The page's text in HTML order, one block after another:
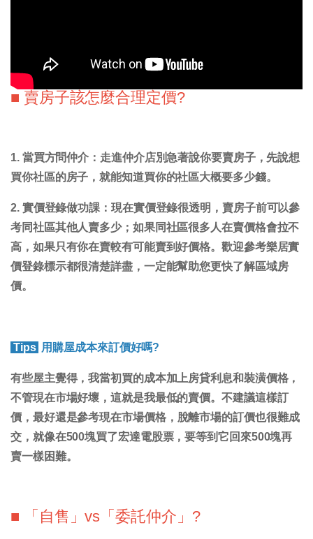
■ 賣房子該怎麼合理定價?
1. 當買方問仲介： 走進仲介店別急著說你要賣房子，先說想
買你社區的房子，就能知道買你的社區大概要多少錢。
2. 實價登錄做功課： 現在實價登錄很透明，賣房子前可以參
考同社區其他人賣多少；如果同社區很多人在賣價格會拉不
高，如果只有你在賣較有可能賣到好價格。歡迎參考樂居實
價登錄標示都很清楚詳盡，一定能幫助您更快了解區域房
價。
Tips 用購屋成本來訂價好嗎?
有些屋主覺得，我當初買的成本加上房貸利息和裝潢價格，
不管現在市場好壞，這就是我最低的賣價。不建議這樣訂
價， 最好還是參考現在市場價格，脫離市場的訂價也很難成
交，就像在500塊買了宏達電股票，要等到它回來500塊再
賣一樣困難。
■ 「自售」vs「委託仲介」?